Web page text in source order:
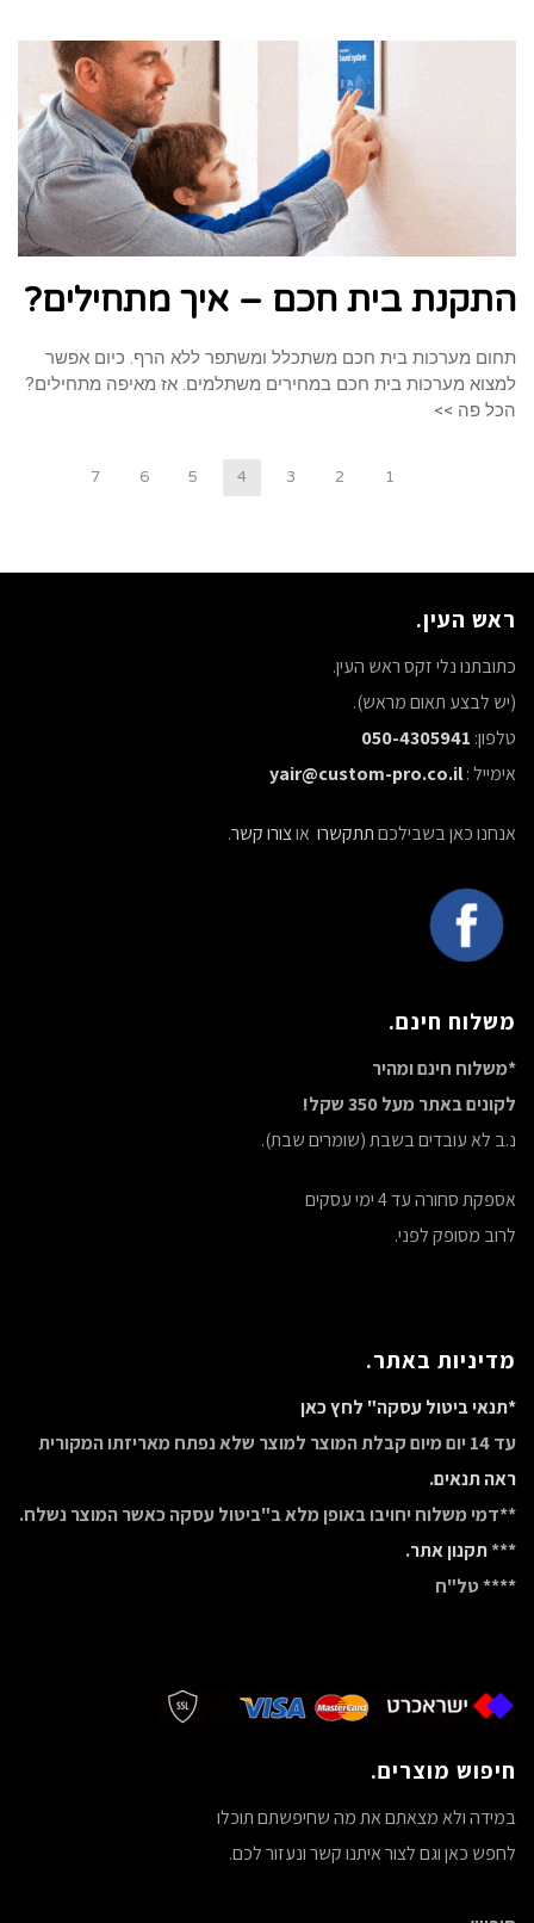
התקנת בית חכם – איך מתחילים?
תחום מערכות בית חכם משתכלל ומשתפר ללא הרף. כיום אפשר
למצוא מערכות בית חכם במחירים משתלמים. אז מאיפה מתחילים?
הכל פה >>
1
2
3
4
5
6
7
ראש העין.
כתובתנו נלי זקס ראש העין.
(יש לבצע תאום מראש).
טלפון: 050-4305941
אימייל :yair@custom-pro.co.il
אנחנו כאן בשבילכםתתקשרו אוצורו קשר.
משלוח חינם.
*משלוח חינם ומהיר
לקונים באתר מעל 350 שקל!
נ.ב לא עובדים בשבת (שומרים שבת).
אספקת סחורה עד 4 ימי עסקים
לרוב מסופק לפני.
מדיניות באתר.
*תנאי ביטול עסקה" לחץ כאן
עד 14 יום מיום קבלת המוצר למוצר שלא נפתח מאריזתו המקורית
ראה תנאים.
**דמי משלוח יחויבו באופן מלא ב"ביטול עסקה כאשר המוצר נשלח.
***תקנון אתר.
**** טל"ח
חיפוש מוצרים.
במידה ולא מצאתם את מה שחיפשתם תוכלו
לחפש כאן וגם לצור איתנו קשר ונעזור לכם.